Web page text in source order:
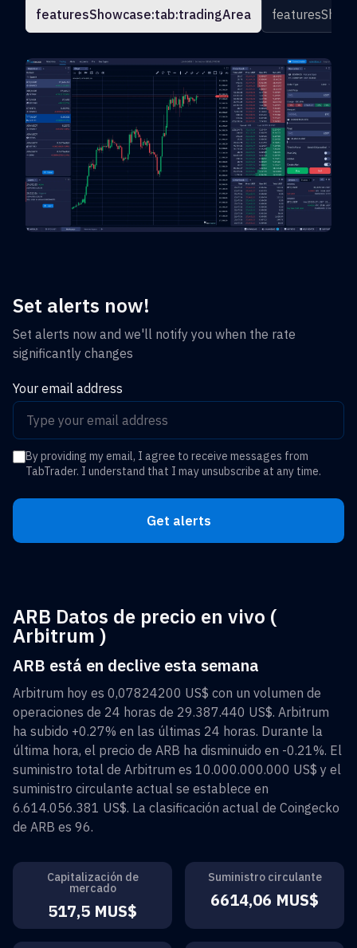
featuresShowcase:tab:tradingArea
Set alerts now!
Set alerts now and we'll notify you when the rate
significantly changes
Your email address
By providing my email, I agree to receive messages from
TabTrader. I understand that I may unsubscribe at any time.
Get alerts
ARB Datos de precio en vivo (
Arbitrum )
ARB está en declive esta semana
Arbitrum hoy es 0,07824200 US$ con un volumen de
operaciones de 24 horas de 29.387.440 US$. Arbitrum
ha subido +0.27% en las últimas 24 horas. Durante la
última hora, el precio de ARB ha disminuido en -0.21%. El
suministro total de Arbitrum es 10.000.000.000 US$ y el
suministro circulante actual se establece en
6.614.056.381 US$. La clasificación actual de Coingecko
de ARB es 96.
Capitalización de
mercado
517,5 MUS$
Suministro circulante
6614,06 MUS$